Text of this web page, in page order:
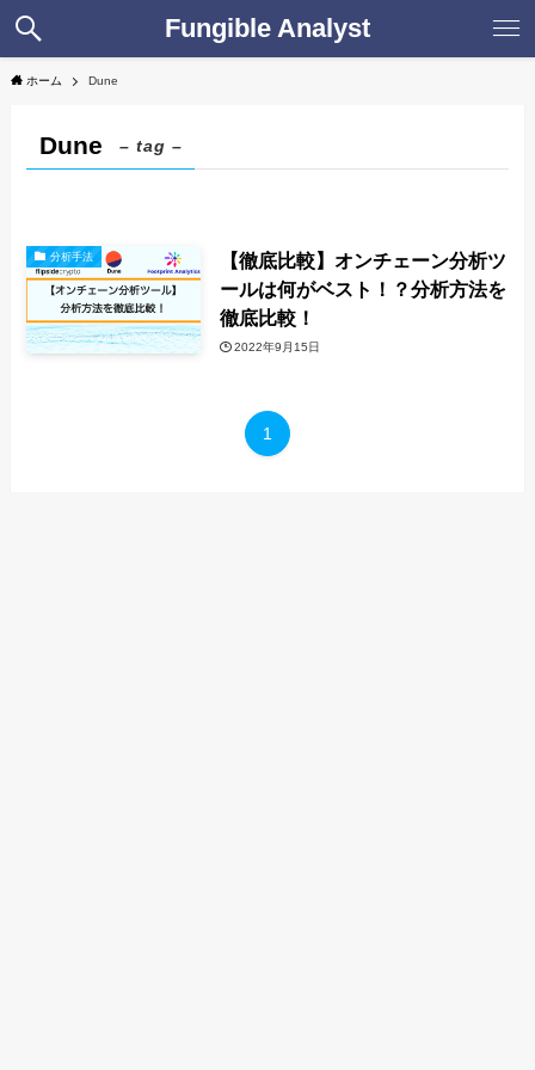
Fungible Analyst
ホーム Dune
Dune – tag –
分析手法
【徹底比較】オンチェーン分析ツ
ールは何がベスト！？分析方法を
徹底比較！
2022年9月15日
1